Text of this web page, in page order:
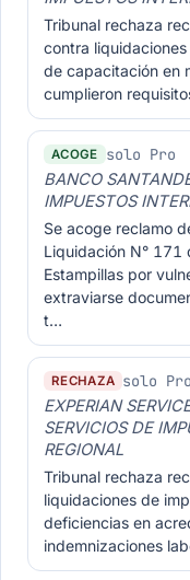
Tribunal rechaza
contra
de capacitación en
cumplieron
ACOGE solo Pro
BANCO
IMPUESTOS
Se acoge reclamo
Liquidación N° 171
Estampillas por
extraviarse
t…
RECHAZA solo Pro
EXPERIAN
SERVICIOS DE
REGIONAL
Tribunal rechaza
liquidaciones de
deficiencias en
indemnizaciones